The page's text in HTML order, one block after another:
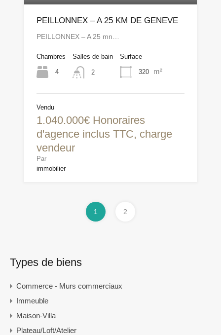
PEILLONNEX – A 25 KM DE GENEVE
PEILLONNEX – A 25 mn…
Chambres
4
Salles de bain
2
Surface
320 m²
Vendu
1.040.000€ Honoraires
d'agence inclus TTC, charge
vendeur
Par
immobilier
1 2
Types de biens
Commerce - Murs commerciaux
Immeuble
Maison-Villa
Plateau/Loft/Atelier